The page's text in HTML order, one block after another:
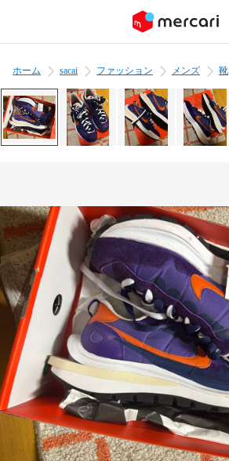
ホーム sacai ファッション メンズ 靴